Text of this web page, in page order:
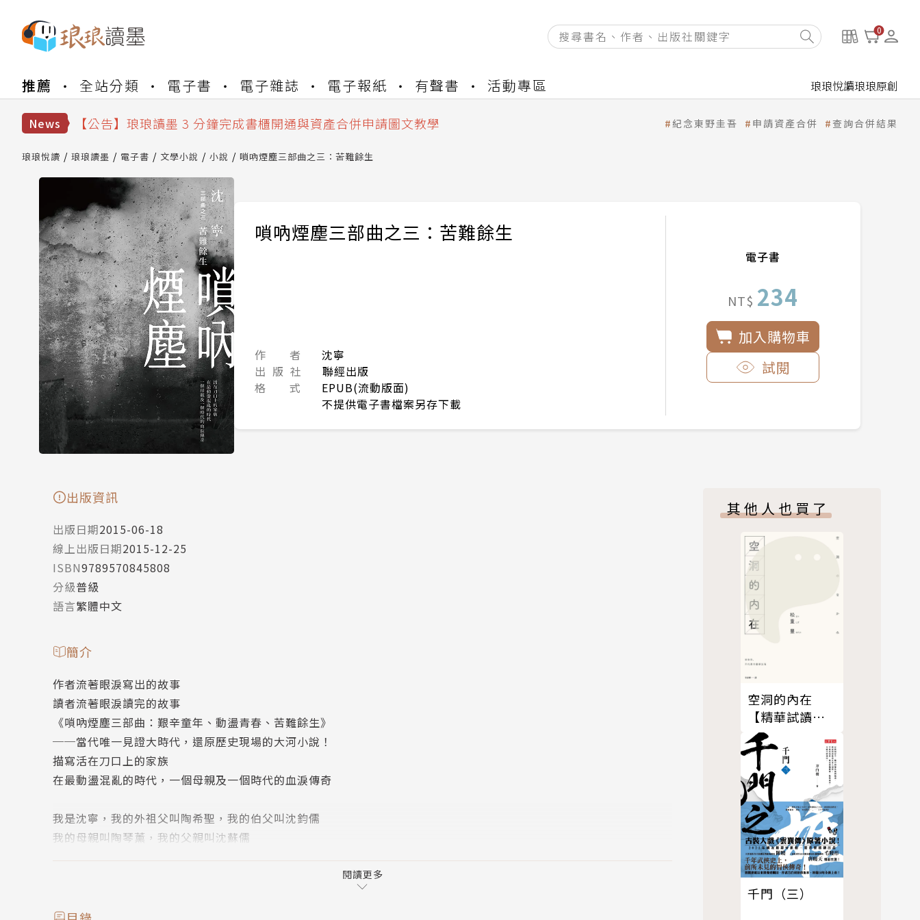
0
推薦 全站分類 電子書 電子雜誌 電子報紙 有聲書 活動專區 琅琅悅讀琅琅原創
News
【公告】琅琅讀墨數位閱讀資產合併與書櫃開通申請
【公告】琅琅讀墨 3 分鐘完成書櫃開通與資產合併申請圖文教學
【公告】琅琅讀墨數位閱讀資產合併與書櫃開通申請
紀念東野圭吾 申請資產合併 查詢合併結果
琅琅悅讀 琅琅讀墨 電子書 文學小說 小說 嗩吶煙塵三部曲之三：苦難餘生
嗩吶煙塵三部曲之三：苦難餘生
作 者
沈寧
出 版 社
聯經出版
格 式
EPUB(流動版面)
不提供電子書檔案另存下載
電子書
NT$ 234
加入購物車
試閱
出版資訊
出版日期2015-06-18
線上出版日期2015-12-25
ISBN9789570845808
分級普級
語言繁體中文
簡介
作者流著眼淚寫出的故事
讀者流著眼淚讀完的故事
《嗩吶煙塵三部曲：艱辛童年、動盪青春、苦難餘生》
──當代唯一見證大時代，還原歷史現場的大河小說！
描寫活在刀口上的家族
在最動盪混亂的時代，一個母親及一個時代的血淚傳奇
我是沈寧，我的外祖父叫陶希聖，我的伯父叫沈鈞儒
我的母親叫陶琴薰，我的父親叫沈蘇儒
謹以此書，獻給她，以及那些在戰爭苦難中犧牲自己的偉大母親們！
《嗩吶煙塵三部曲》是作家沈寧的重要之作，以真人真事為骨幹，生動描寫出其母親陶琴薰，陶希聖之女，一位活在大時
閱讀更多
其他人也買了
空洞的內在
【精華試讀
本】
千門（三）